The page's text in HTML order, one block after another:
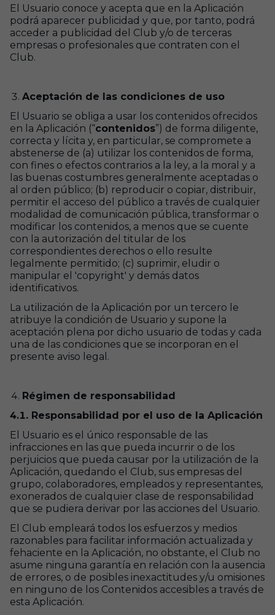
El Usuario conoce y acepta que en la Aplicación
podrá aparecer publicidad y que, por tanto, podrá
acceder a publicidad del Club y/o de terceras
empresas o profesionales que contraten con el
Club.
Aceptación de las condiciones de uso
El Usuario se obliga a usar los contenidos ofrecidos
en la Aplicación (“contenidos”) de forma diligente,
correcta y lícita y, en particular, se compromete a
abstenerse de (a) utilizar los contenidos de forma,
con fines o efectos contrarios a la ley, a la moral y a
las buenas costumbres generalmente aceptadas o
al orden público; (b) reproducir o copiar, distribuir,
permitir el acceso del público a través de cualquier
modalidad de comunicación pública, transformar o
modificar los contenidos, a menos que se cuente
con la autorización del titular de los
correspondientes derechos o ello resulte
legalmente permitido; (c) suprimir, eludir o
manipular el 'copyright' y demás datos
identificativos.
La utilización de la Aplicación por un tercero le
atribuye la condición de Usuario y supone la
aceptación plena por dicho usuario de todas y cada
una de las condiciones que se incorporan en el
presente aviso legal.
Régimen de responsabilidad
4.1. Responsabilidad por el uso de la Aplicación
El Usuario es el único responsable de las
infracciones en las que pueda incurrir o de los
perjuicios que pueda causar por la utilización de la
Aplicación, quedando el Club, sus empresas del
grupo, colaboradores, empleados y representantes,
exonerados de cualquier clase de responsabilidad
que se pudiera derivar por las acciones del Usuario.
El Club empleará todos los esfuerzos y medios
razonables para facilitar información actualizada y
fehaciente en la Aplicación, no obstante, el Club no
asume ninguna garantía en relación con la ausencia
de errores, o de posibles inexactitudes y/u omisiones
en ninguno de los Contenidos accesibles a través de
esta Aplicación.